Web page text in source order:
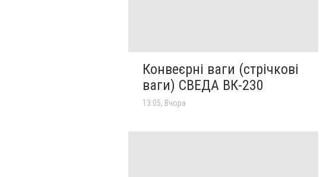
Конвеєрні ваги (стрічкові
ваги) СВЕДА ВК-230
13:05, Вчора